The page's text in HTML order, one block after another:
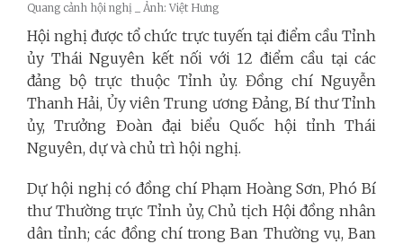
Quang cảnh hội nghị _ Ảnh: Việt Hưng
Hội nghị được tổ chức trực tuyến tại điểm cầu Tỉnh
ủy Thái Nguyên kết nối với 12 điểm cầu tại các
đảng bộ trực thuộc Tỉnh ủy.Đồng chí Nguyễn
Thanh Hải, Ủy viên Trung ương Đảng, Bí thư Tỉnh
ủy, Trưởng Đoàn đại biểu Quốc hội tỉnh Thái
Nguyên, dự và chủ trì hội nghị.
Dự hội nghị có đồng chí Phạm Hoàng Sơn, Phó Bí
thư Thường trực Tỉnh ủy, Chủ tịch Hội đồng nhân
dân tỉnh; các đồng chí trong Ban Thường vụ, Ban